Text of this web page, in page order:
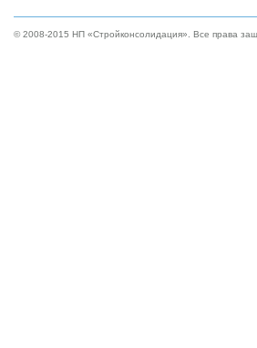
© 2008-2015 НП «Стройконсолидация». Все права